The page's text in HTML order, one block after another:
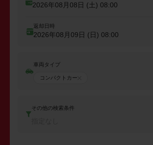
2026年08月08日 (土) 08:00
返却日時
2026年08月09日 (日) 08:00
車両タイプ
コンパクトカー
その他の検索条件